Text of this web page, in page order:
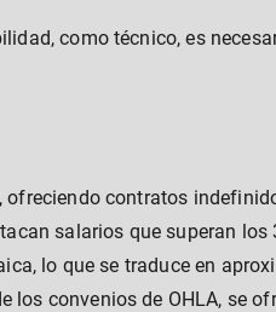
como técnico, es
ofreciendo contratos
salarios que superan
lo que se traduce en
los convenios de OHLA, se